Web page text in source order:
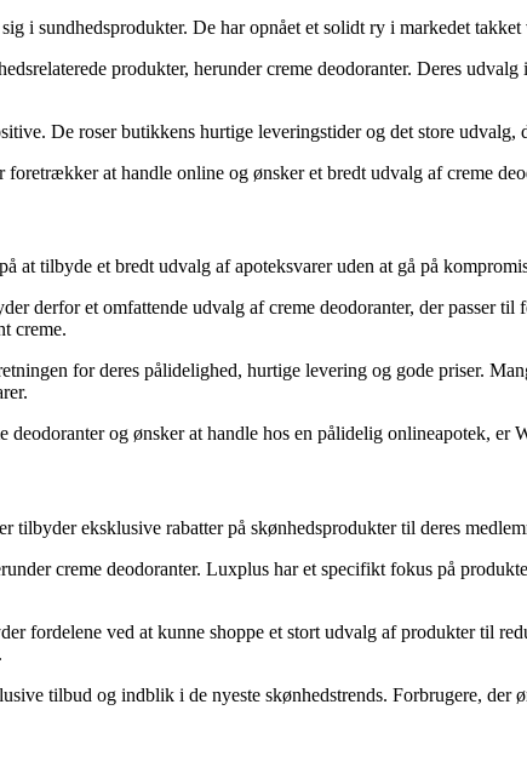
i sundhedsprodukter. De har opnået et solidt ry i markedet
produkter, herunder creme deodoranter. Deres
De roser butikkens hurtige leveringstider og det store
at handle online og ønsker et bredt udvalg af creme
at tilbyde et bredt udvalg af apoteksvarer uden at gå på
derfor et omfattende udvalg af creme deodoranter, der passer
creme.
for deres pålidelighed, hurtige levering og gode priser.
deodoranter og ønsker at handle hos en pålidelig onlineapotek, er
tilbyder eksklusive rabatter på skønhedsprodukter til deres
creme deodoranter. Luxplus har et specifikt fokus på
fordelene ved at kunne shoppe et stort udvalg af produkter til
tilbud og indblik i de nyeste skønhedstrends. Forbrugere,